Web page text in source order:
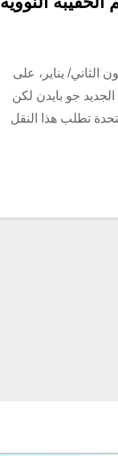
النووية في 20 كانون الثاني/ يناير، على
جو بايدن لكن
تطلب هذا النقل